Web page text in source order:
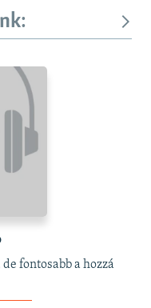
fontosabb a hozzá